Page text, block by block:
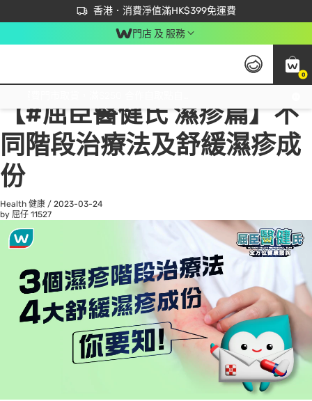
香港．消費淨值滿HK$399免運費
立即成為易賞錢會員盡享獨家優惠
首次APP下單買滿$450 輸入 NEWAPP 即減$50
門店 及 服務
0
All
【#屈臣醫健氏 濕疹篇】不
同階段治療法及舒緩濕疹成
份
Health 健康 / 2023-03-24
by 屈仔 11527